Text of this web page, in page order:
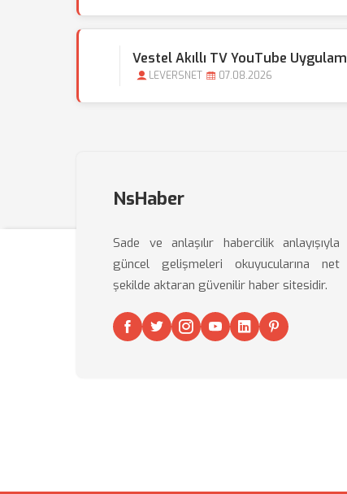
Vestel Akıllı TV YouTube
LEVERSNET 07.08.2026
NsHaber
Sade ve anlaşılır habercilik anlayışıyla
güncel gelişmeleri okuyucularına net
şekilde aktaran güvenilir haber sitesidir.